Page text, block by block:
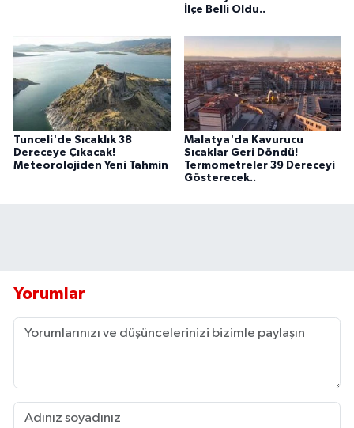
İlçe Belli Oldu..
Tunceli'de Sıcaklık 38
Dereceye Çıkacak!
Meteorolojiden Yeni Tahmin
Malatya'da Kavurucu
Sıcaklar Geri Döndü!
Termometreler 39 Dereceyi
Gösterecek..
Yorumlar